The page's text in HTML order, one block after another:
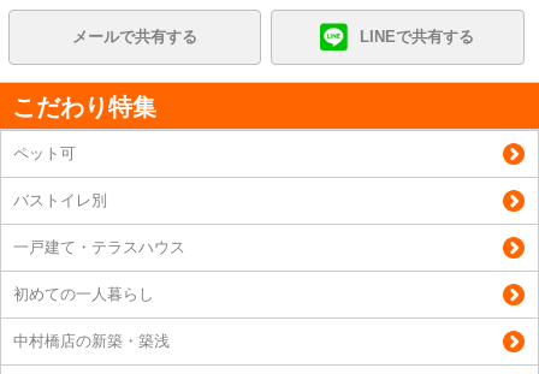
メールで共有する LINEで共有する
こだわり特集
ペット可
バストイレ別
一戸建て・テラスハウス
初めての一人暮らし
中村橋店の新築・築浅